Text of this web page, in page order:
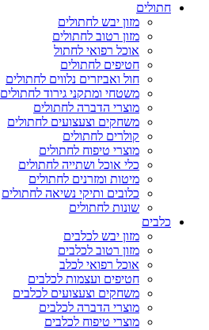
חתולים
מזון יבש לחתולים
מזון רטוב לחתולים
אוכל רפואי לחתול
חטיפים לחתולים
חול ואביזרים נלווים לחתולים
משטחי ומתקני גירוד לחתולים
מוצרי הדברה לחתולים
משחקים וצעצועים לחתולים
קולרים לחתולים
מוצרי טיפוח לחתולים
כלי אוכל ושתייה לחתולים
מיטות ומזרנים לחתולים
כלובים ותיקי נשיאה לחתולים
שונות לחתולים
כלבים
מזון יבש לכלבים
מזון רטוב לכלבים
אוכל רפואי לכלב
חטיפים ועצמות לכלבים
משחקים וצעצועים לכלבים
מוצרי הדברה לכלבים
מוצרי טיפוח לכלבים